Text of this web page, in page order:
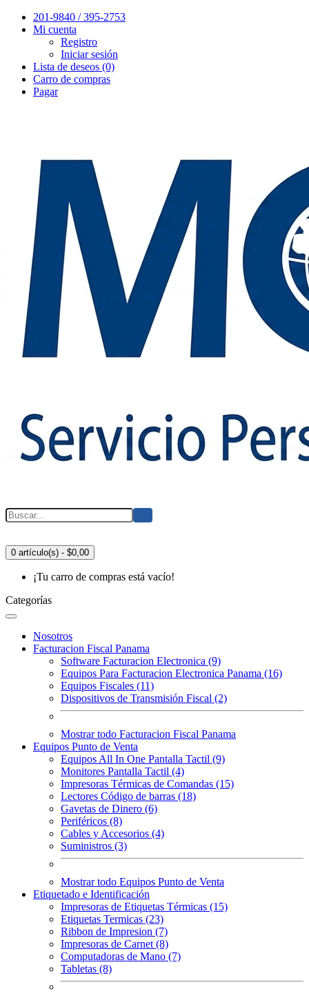
201-9840 / 395-2753
Mi cuenta
Registro
Iniciar sesión
Lista de deseos (0)
Carro de compras
Pagar
0 artículo(s) - $0,00
¡Tu carro de compras está vacío!
Categorías
Nosotros
Facturacion Fiscal Panama
Software Facturacion Electronica (9)
Equipos Para Facturacion Electronica Panama (16)
Equipos Fiscales (11)
Dispositivos de Transmisión Fiscal (2)
Mostrar todo Facturacion Fiscal Panama
Equipos Punto de Venta
Equipos All In One Pantalla Tactil (9)
Monitores Pantalla Tactil (4)
Impresoras Térmicas de Comandas (15)
Lectores Código de barras (18)
Gavetas de Dinero (6)
Periféricos (8)
Cables y Accesorios (4)
Suministros (3)
Mostrar todo Equipos Punto de Venta
Etiquetado e Identificación
Impresoras de Etiquetas Térmicas (15)
Etiquetas Termicas (23)
Ribbon de Impresion (7)
Impresoras de Carnet (8)
Computadoras de Mano (7)
Tabletas (8)